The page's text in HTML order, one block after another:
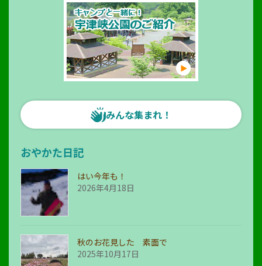
みんな集まれ！
おやかた日記
はい今年も！
2026年4月18日
秋のお花見した 素面で
2025年10月17日